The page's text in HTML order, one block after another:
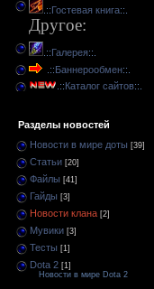
.:: Гостевая книга::.
Другое:
.::Галерея::.
.::Баннерообмен::.
.:: Каталог сайтов::.
Разделы новостей
Новости в мире доты [39]
Статьи [20]
Файлы [41]
Гайды [3]
Новости клана [2]
Мувики [3]
Тесты [1]
Dota 2 [1]
Новости в мире Dota 2